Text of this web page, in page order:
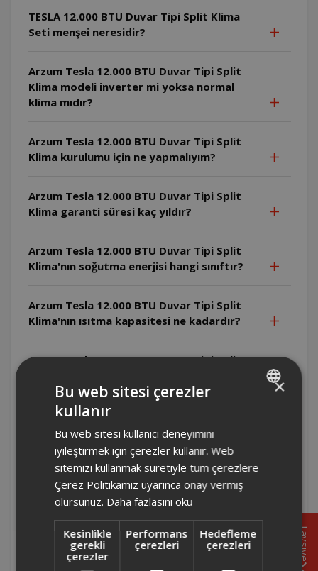
TESLA 12.000 BTU Duvar Tipi Split Klima
Seti menşei neresidir?
Arzum Tesla 12.000 BTU Duvar Tipi Split
Klima modeli inverter mi yoksa normal
klima mıdır?
Arzum Tesla 12.000 BTU Duvar Tipi Split
Klima kurulumu için ne yapmalıyım?
Arzum Tesla 12.000 BTU Duvar Tipi Split
Klima garanti süresi kaç yıldır?
Arzum Tesla 12.000 BTU Duvar Tipi Split
Klima'nın soğutma enerjisi hangi sınıftır?
Arzum Tesla 12.000 BTU Duvar Tipi Split
Klima'nın ısıtma kapasitesi ne kadardır?
Arzum Tesla 12.000 BTU Duvar Tipi Split
Arzum Tesla 12.000 BTU Duvar Tipi Split
Klima'da iç ünite ve dış ünite ses seviyesi
kaçtır?
Arzum Tesla 12.000 BTU Duvar Tipi Split
Klima için yıllık ısıtma tüketimi ne
Arzum Tesla 12.000 BTU Duvar Tipi Split
Tavsiye
×
Bu web sitesi çerezler
kullanır
Bu web sitesi kullanıcı deneyimini
iyileştirmek için çerezler kullanır. Web
sitemizi kullanmak suretiyle tüm çerezlere
Çerez Politikamız uyarınca onay vermiş
olursunuz. Daha fazlasını oku
Kesinlikle
gerekli
çerezler
Performans
çerezleri
Hedefleme
çerezleri